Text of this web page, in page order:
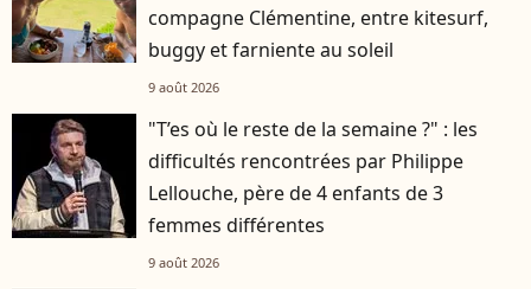
compagne Clémentine, entre kitesurf,
buggy et farniente au soleil
9 août 2026
"T’es où le reste de la semaine ?" : les
difficultés rencontrées par Philippe
Lellouche, père de 4 enfants de 3
femmes différentes
9 août 2026